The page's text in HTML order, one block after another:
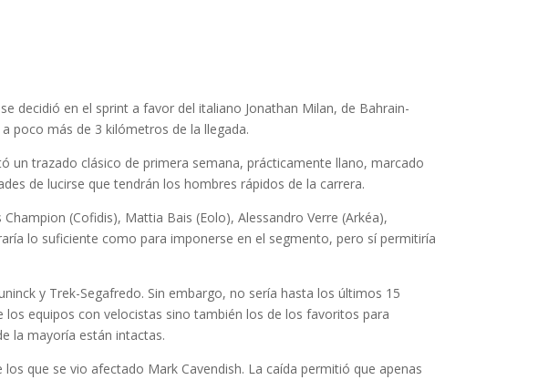
decidió en el sprint a favor del italiano Jonathan Milan, de Bahrain-
poco más de 3 kilómetros de la llegada.
un trazado clásico de primera semana, prácticamente llano, marcado
de lucirse que tendrán los hombres rápidos de la carrera.
(Cofidis), Mattia Bais (Eolo), Alessandro Verre (Arkéa),
lo suficiente como para imponerse en el segmento, pero sí permitiría
y Trek-Segafredo. Sin embargo, no sería hasta los últimos 15
equipos con velocistas sino también los de los favoritos para
la mayoría están intactas.
que se vio afectado Mark Cavendish. La caída permitió que apenas